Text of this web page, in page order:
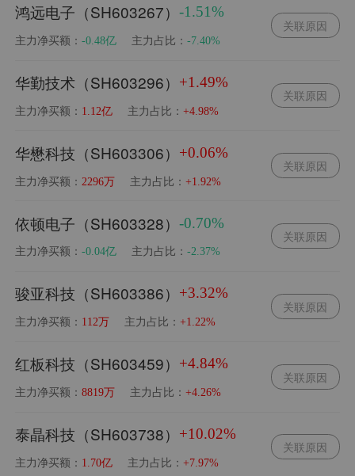
鸿远电子（SH603267）-1.51%
主力净买额：-0.48亿 主力占比：-7.40%
关联原因
华勤技术（SH603296） +1.49%
主力净买额： 1.12亿 主力占比：+4.98%
关联原因
华懋科技（SH603306） +0.06%
主力净买额： 2296万 主力占比：+1.92%
关联原因
依顿电子（SH603328）-0.70%
主力净买额：-0.04亿 主力占比：-2.37%
关联原因
骏亚科技（SH603386） +3.32%
主力净买额： 112万 主力占比：+1.22%
关联原因
红板科技（SH603459） +4.84%
主力净买额：8819万 主力占比：+4.26%
关联原因
泰晶科技（SH603738） +10.02%
主力净买额： 1.70亿 主力占比：+7.97%
关联原因